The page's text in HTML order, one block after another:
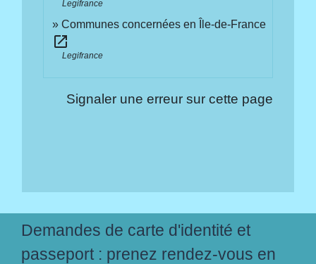
Legifrance
Communes concernées en Île-de-France
open_in_new
Legifrance
Signaler une erreur sur cette page
Demandes de carte d'identité et
passeport : prenez rendez-vous en